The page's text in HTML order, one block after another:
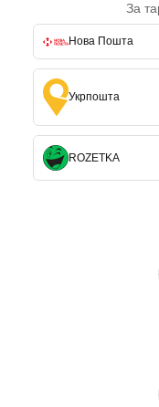
За
Нова Пошта
Укрпошта
ROZETKA